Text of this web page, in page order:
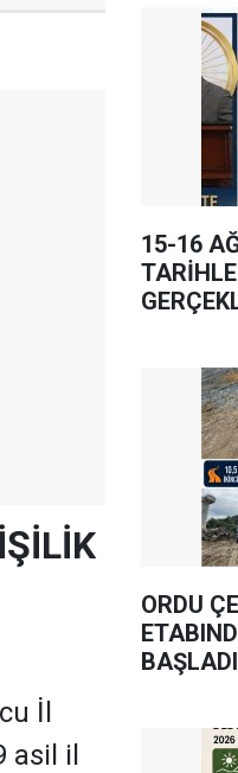
İl
asil il
15-16
ORDU
BAŞLADI